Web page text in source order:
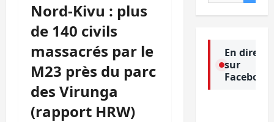
Nord-Kivu : plus
de 140 civils
massacrés par le
M23 près du parc
des Virunga
(rapport HRW)
En direct
sur
Facebook